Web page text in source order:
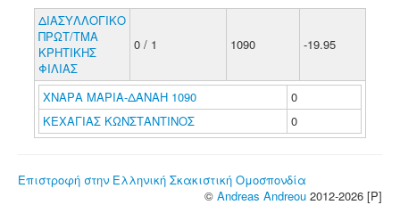
ΔΙΑΣΥΛΛΟΓΙΚΟ
ΠΡΩΤ/ΤΜΑ
ΚΡΗΤΙΚΗΣ
ΦΙΛΙΑΣ
0 / 1 1090 -19.95
ΧΝΑΡΑ ΜΑΡΙΑ-ΔΑΝΑΗ 1090
0
ΚΕΧΑΓΙΑΣ ΚΩΝΣΤΑΝΤΙΝΟΣ
0
Επιστροφή στην Ελληνική Σκακιστική Ομοσπονδία
© Andreas Andreou 2012-2026 [P]